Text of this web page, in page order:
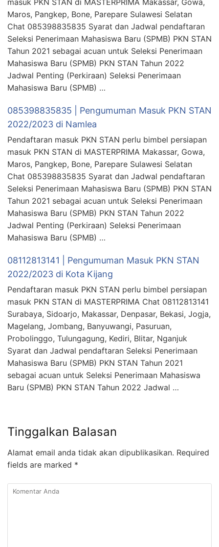
Maros, Pangkep, Bone, Parepare Sulawesi Selatan
Chat 085398835835 Syarat dan Jadwal pendaftaran
Seleksi Penerimaan Mahasiswa Baru (SPMB) PKN STAN
Tahun 2021 sebagai acuan untuk Seleksi Penerimaan
Mahasiswa Baru (SPMB) PKN STAN Tahun 2022
Jadwal Penting (Perkiraan) Seleksi Penerimaan
Mahasiswa Baru (SPMB) …
085398835835 | Pengumuman Masuk PKN STAN
2022/2023 di Namlea
Pendaftaran masuk PKN STAN perlu bimbel persiapan
masuk PKN STAN di MASTERPRIMA Makassar, Gowa,
Maros, Pangkep, Bone, Parepare Sulawesi Selatan
Chat 085398835835 Syarat dan Jadwal pendaftaran
Seleksi Penerimaan Mahasiswa Baru (SPMB) PKN STAN
Tahun 2021 sebagai acuan untuk Seleksi Penerimaan
Mahasiswa Baru (SPMB) PKN STAN Tahun 2022
Jadwal Penting (Perkiraan) Seleksi Penerimaan
Mahasiswa Baru (SPMB) …
08112813141 | Pengumuman Masuk PKN STAN
2022/2023 di Kota Kijang
Pendaftaran masuk PKN STAN perlu bimbel persiapan
masuk PKN STAN di MASTERPRIMA Chat 08112813141
Surabaya, Sidoarjo, Makassar, Denpasar, Bekasi, Jogja,
Magelang, Jombang, Banyuwangi, Pasuruan,
Probolinggo, Tulungagung, Kediri, Blitar, Nganjuk
Syarat dan Jadwal pendaftaran Seleksi Penerimaan
Mahasiswa Baru (SPMB) PKN STAN Tahun 2021
sebagai acuan untuk Seleksi Penerimaan Mahasiswa
Baru (SPMB) PKN STAN Tahun 2022 Jadwal …
Tinggalkan Balasan
Alamat email anda tidak akan dipublikasikan. Required
fields are marked *